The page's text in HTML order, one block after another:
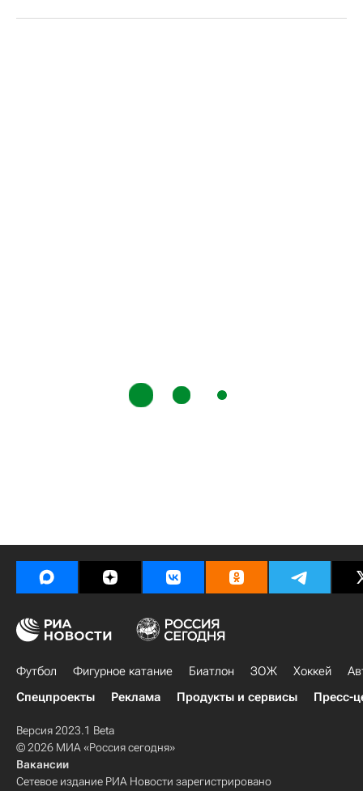
Футбол Фигурное катание Биатлон ЗОЖ Хоккей
Спецпроекты
Реклама Продукты и сервисы Пресс-
Версия 2023.1 Beta
© 2026 МИА «Россия сегодня»
Вакансии
Сетевое издание РИА Новости зарегистрировано